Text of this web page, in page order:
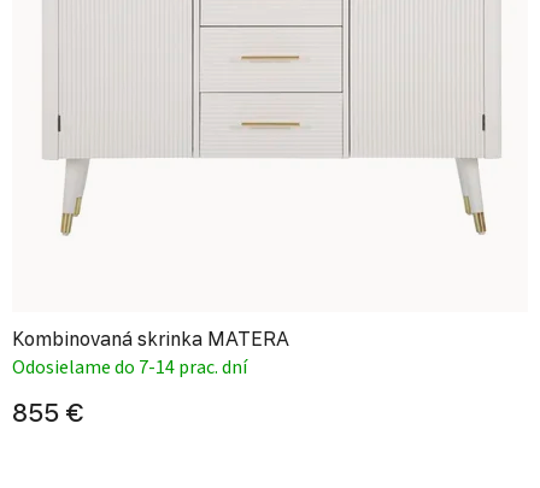
Kombinovaná skrinka MATERA
Odosielame do 7-14 prac. dní
855 €